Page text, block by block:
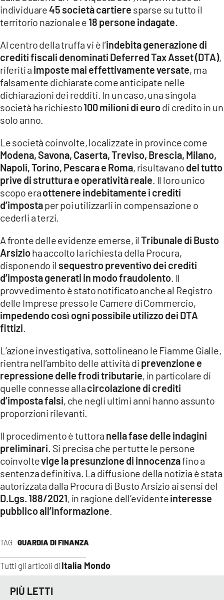
CATANZAROCHANNEL.IT
LACAPITALENEWS.IT
App
ANDROID
APPLE
TAG GUARDIA DI FINANZA
Tutti gli articoli di Italia Mondo
individuare45 società cartiere sparse su tutto il
territorio nazionale e 18 persone indagate
Al centro della truffa vi è l’indebita generazione di
crediti fiscali denominati Deferred Tax Asset (DTA),
riferiti a imposte mai effettivamente versate, ma
falsamente dichiarate come anticipate nelle
dichiarazioni dei redditi. In un caso, una singola
società ha richiesto100 milioni di eurodi credito in un
solo anno.
Le società coinvolte, localizzate in province come
Modena, Savona, Caserta, Treviso, Brescia, Milano,
Napoli, Torino, Pescara e Roma, risultavano del tutto
prive di struttura e operatività reale . Il loro unico
scopo eraottenere indebitamente i crediti
d’impostaper poi utilizzarli in compensazione o
cederli a terzi.
A fronte delle evidenze emerse, ilTribunale di Busto
Arsizioha accolto la richiesta della Procura,
disponendo il sequestro preventivo dei crediti
d’imposta generati in modo fraudolento . Il
provvedimento è stato notificato anche al Registro
delle Imprese presso le Camere di Commercio,
impedendo così ogni possibile utilizzo dei DTA
fittizi
L’azione investigativa, sottolineano le Fiamme Gialle,
rientra nell’ambito delle attività di prevenzione e
repressione delle frodi tributarie, in particolare di
quelle connesse allacircolazione di crediti
d’imposta falsi, che negli ultimi anni hanno assunto
proporzioni rilevanti.
Il procedimento è tuttora nella fase delle indagini
preliminari . Si precisa che per tutte le persone
coinvoltevige la presunzione di innocenzafino a
sentenza definitiva. La diffusione della notizia è stata
autorizzata dalla Procura di Busto Arsizio ai sensi del
D.Lgs. 188/2021, in ragione dell’evidenteinteresse
pubblico all’informazione
PIÙ LETTI